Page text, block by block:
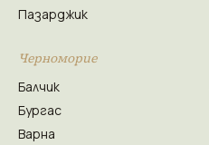
Пазарджик
Черноморие
Балчик
Бургас
Варна